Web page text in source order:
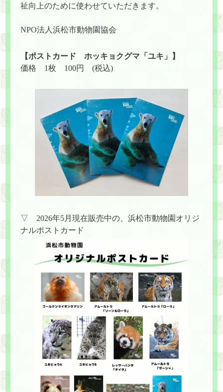
祉向上のために使わせていただきます。
NPO法人浜松市動物園協会
【ポストカード ホッキョクグマ「ユキ」】
価格 1枚 100円 (税込)
▽ 2026年5月現在販売中の、浜松市動物園オリジ
ナルポストカード